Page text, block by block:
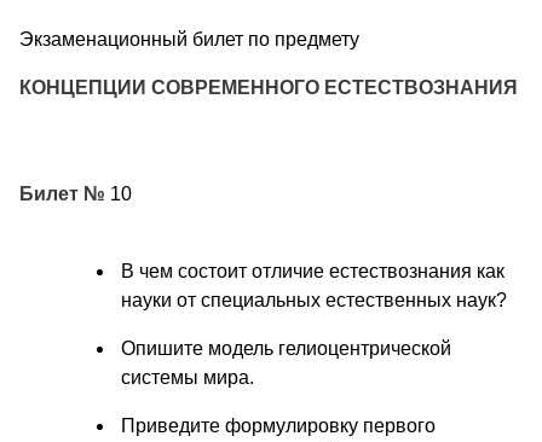
Экзаменационный билет по предмету
КОНЦЕПЦИИ СОВРЕМЕННОГО ЕСТЕСТВОЗНАНИЯ
Билет № 10
В чем состоит отличие естествознания как
науки от специальных естественных наук?
Опишите модель гелиоцентрической
системы мира.
Приведите формулировку первого